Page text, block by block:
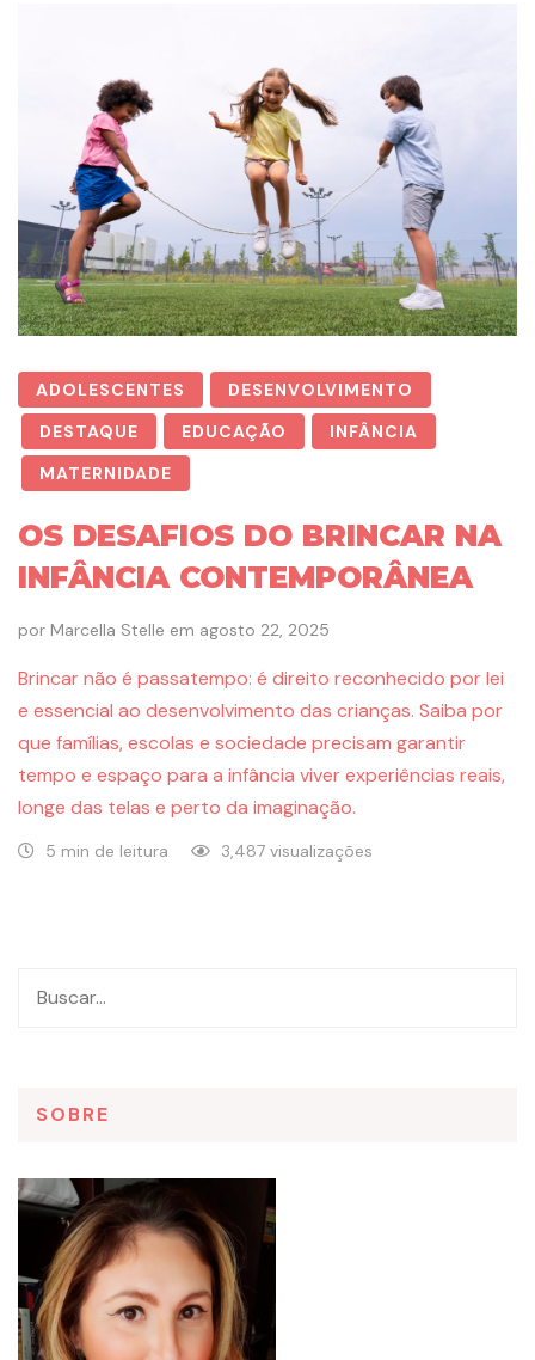
ADOLESCENTES
DESENVOLVIMENTO
DESTAQUE
EDUCAÇÃO
INFÂNCIA
MATERNIDADE
OS DESAFIOS DO BRINCAR NA
INFÂNCIA CONTEMPORÂNEA
por Marcella Stelle em agosto 22, 2025
Brincar não é passatempo: é direito reconhecido por lei
e essencial ao desenvolvimento das crianças. Saiba por
que famílias, escolas e sociedade precisam garantir
tempo e espaço para a infância viver experiências reais,
longe das telas e perto da imaginação.
5 min de leitura 3,487 visualizações
SOBRE